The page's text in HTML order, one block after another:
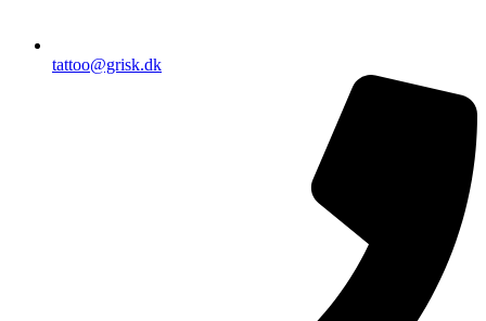
tattoo@grisk.dk